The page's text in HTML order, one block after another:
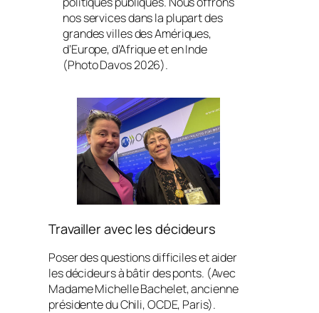
nos services dans la plupart des
grandes villes des Amériques,
d’Europe, d’Afrique et en Inde
(Photo Davos 2026).
Travailler avec les décideurs
Poser des questions difficiles et aider
les décideurs à bâtir des ponts. (Avec
Madame Michelle Bachelet, ancienne
présidente du Chili, OCDE, Paris).